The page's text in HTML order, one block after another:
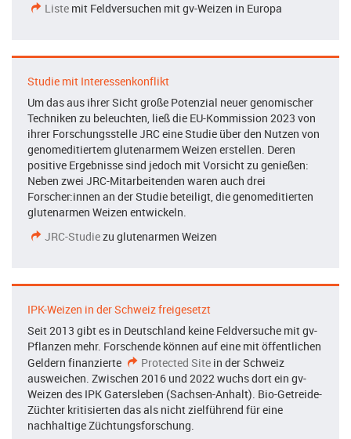
Liste mit Feldversuchen mit gv-Weizen in Europa
Studie mit Interessenkonflikt
Um das aus ihrer Sicht große Potenzial neuer genomischer
Techniken zu beleuchten, ließ die EU-Kommission 2023 von
ihrer Forschungsstelle JRC eine Studie über den Nutzen von
genomeditiertem glutenarmem Weizen erstellen. Deren
positive Ergebnisse sind jedoch mit Vorsicht zu genießen:
Neben zwei JRC-Mitarbeitenden waren auch drei
Forscher:innen an der Studie beteiligt, die genomeditierten
glutenarmen Weizen entwickeln.
JRC-Studiezu glutenarmen Weizen
IPK-Weizen in der Schweiz freigesetzt
Seit 2013 gibt es in Deutschland keine Feldversuche mit gv-
Pflanzen mehr. Forschende können auf eine mit öffentlichen
Geldern finanzierte
Protected Site in der Schweiz
ausweichen. Zwischen 2016 und 2022 wuchs dort ein gv-
Weizen des IPK Gatersleben (Sachsen-Anhalt). Bio-Getreide-
Züchter kritisierten das als nicht zielführend für eine
nachhaltige Züchtungsforschung.